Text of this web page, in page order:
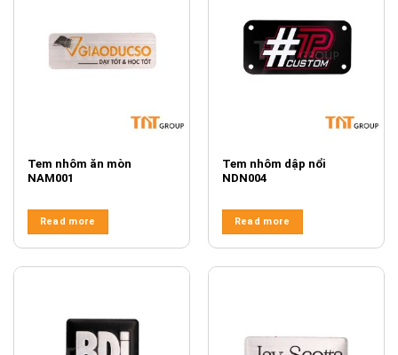
Tem nhôm ăn mòn
NAM001
Read more
Tem nhôm dập nổi
NDN004
Read more